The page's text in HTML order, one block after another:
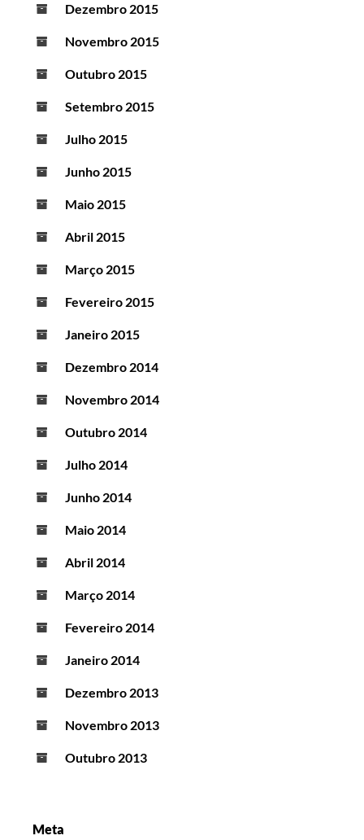
Dezembro 2015
Novembro 2015
Outubro 2015
Setembro 2015
Julho 2015
Junho 2015
Maio 2015
Abril 2015
Março 2015
Fevereiro 2015
Janeiro 2015
Dezembro 2014
Novembro 2014
Outubro 2014
Julho 2014
Junho 2014
Maio 2014
Abril 2014
Março 2014
Fevereiro 2014
Janeiro 2014
Dezembro 2013
Novembro 2013
Outubro 2013
Meta